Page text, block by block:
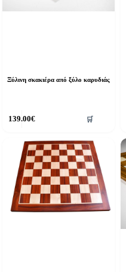
Ξύλινη σκακιέρα από ξύλο καρυδιάς
139.00€ 🛒